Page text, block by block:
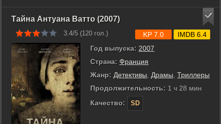
Тайна Антуана Ватто (2007)
3.4/5 (120 гол.)
Год выпуска: 2007
Страна: Франция
Жанр: Детективы Драмы Триллеры
Продолжительность: 1 ч 28 мин
Качество:
SD
KP 7.0 IMDB 6.4